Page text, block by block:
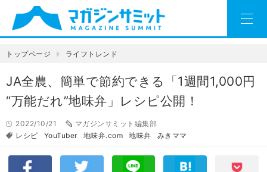
トップページ ライフトレンド
JA全農、簡単で節約できる「1週間1,000円
“万能だれ”地味弁」レシピ公開！
2022/10/21
マガジンサミット編集部
レシピ
YouTuber 地味弁.com 地味弁 みきママ